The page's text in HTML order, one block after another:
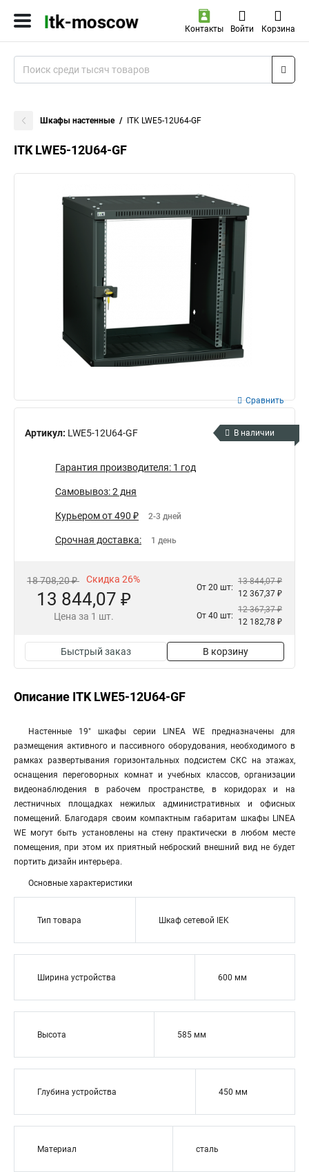
Контакты Войти Корзина
Шкафы настенные ITK LWE5-12U64-GF
ITK LWE5-12U64-GF
Артикул: LWE5-12U64-GF
Сравнить
В наличии
Гарантия производителя: 1 год
Самовывоз: 2 дня
Курьером от 490 ₽ 2-3 дней
Срочная доставка: 1 день
18 708,20 ₽ Скидка 26%
13 844,07 ₽
Цена за 1 шт.
От 20 шт:
13 844,07 ₽
12 367,37 ₽
От 40 шт:
12 367,37 ₽
12 182,78 ₽
Быстрый заказ В корзину
Описание ITK LWE5-12U64-GF
Настенные 19" шкафы серии LINEA WE предназначены для
размещения активного и пассивного оборудования, необходимого в
рамках развертывания горизонтальных подсистем СКС на этажах,
оснащения переговорных комнат и учебных классов, организации
видеонаблюдения в рабочем пространстве, в коридорах и на
лестничных площадках нежилых административных и офисных
помещений. Благодаря своим компактным габаритам шкафы LINEA
WE могут быть установлены на стену практически в любом месте
помещения, при этом их приятный неброский внешний вид не будет
портить дизайн интерьера.
Основные характеристики
Тип товара Шкаф сетевой IEK
Ширина устройства 600 мм
Высота 585 мм
Глубина устройства 450 мм
Материал сталь